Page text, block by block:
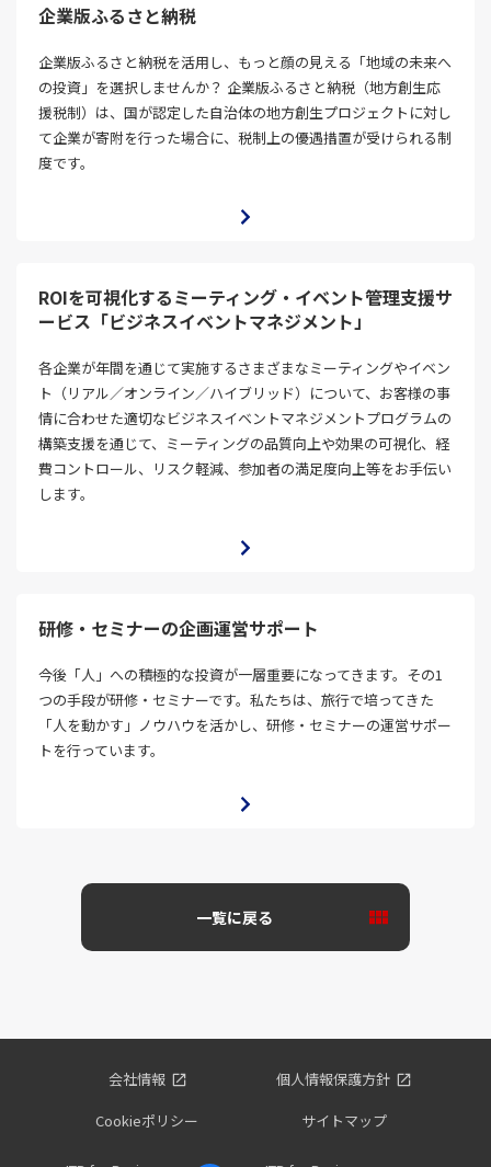
企業版ふるさと納税
企業版ふるさと納税を活用し、もっと顔の見える「地域の未来へ
の投資」を選択しませんか？ 企業版ふるさと納税（地方創生応
援税制）は、国が認定した自治体の地方創生プロジェクトに対し
て企業が寄附を行った場合に、税制上の優遇措置が受けられる制
度です。
ROIを可視化するミーティング・イベント管理支援サ
ービス「ビジネスイベントマネジメント」
各企業が年間を通じて実施するさまざまなミーティングやイベン
ト（リアル／オンライン／ハイブリッド）について、お客様の事
情に合わせた適切なビジネスイベントマネジメントプログラムの
構築支援を通じて、ミーティングの品質向上や効果の可視化、経
費コントロール、リスク軽減、参加者の満足度向上等をお手伝い
します。
研修・セミナーの企画運営サポート
今後「人」への積極的な投資が一層重要になってきます。その1
つの手段が研修・セミナーです。私たちは、旅行で培ってきた
「人を動かす」ノウハウを活かし、研修・セミナーの運営サポー
トを行っています。
一覧に戻る
会社情報
個人情報保護方針
Cookieポリシー
サイトマップ